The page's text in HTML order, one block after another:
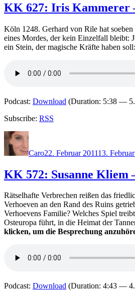
KK 627: Iris Kammerer
Köln 1248. Gerhard von Rile hat
eines Mordes, der kein Einzelfall bleibt:
ein Stein, der magische Kräfte haben
Podcast: Download (Duration: 5:38 —
Subscribe: RSS
Autor
Caro22. Februar 201113.
KK 572: Susanne Kliem
Rätselhafte Verbrechen reißen das
Verhoeven an den Rand des Ruins
Verhoevens Familie? Welches Spiel
Osteuropa führt, in die Heimat der
klicken, um die Besprechung
Podcast: Download (Duration: 4:43 —